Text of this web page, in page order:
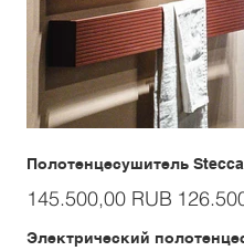
Полотенцесушитель Stecca
Первоначальная
цена
145.500,00 RUB Спеццена
Электрический